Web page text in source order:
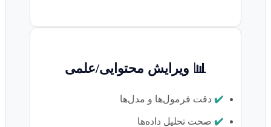
📊 ویرایش محتوایی/علمی
✔️دقت فرمول‌ها و مدل‌ها
✔️صحت تحلیل داده‌ها